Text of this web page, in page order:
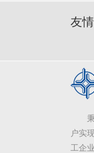
友
户实
工企